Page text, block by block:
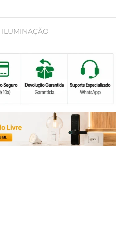
ILUMINAÇÃO